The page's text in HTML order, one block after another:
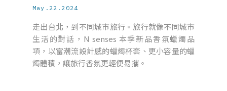
May.22.2024
走出台北，到不同城市旅行。旅行就像不同城市
生活的對話，N senses 本季新品香氛蠟燭品
項，以富潮流設計感的蠟燭杯套、更小容量的蠟
燭體積，讓旅行香氛更輕便易攜。